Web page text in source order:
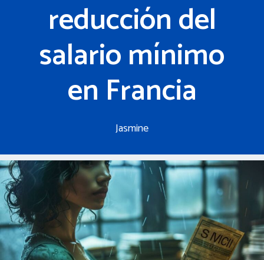
reducción del
salario mínimo
en Francia
Jasmine